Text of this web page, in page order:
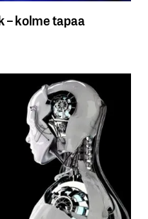
– kolme tapaa